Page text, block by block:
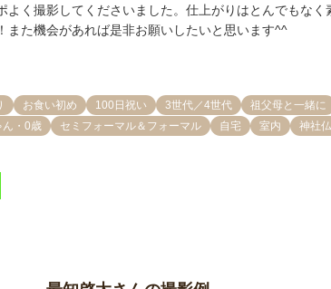
よく撮影してくださいました。仕上がりはとんでもなく
また機会があれば是非お願いしたいと思います^^
お食い初め 100日祝い 3世代／4世代
祖父母と一緒に
ん・0歳 セミフォーマル＆フォーマル 自宅 室内 神社